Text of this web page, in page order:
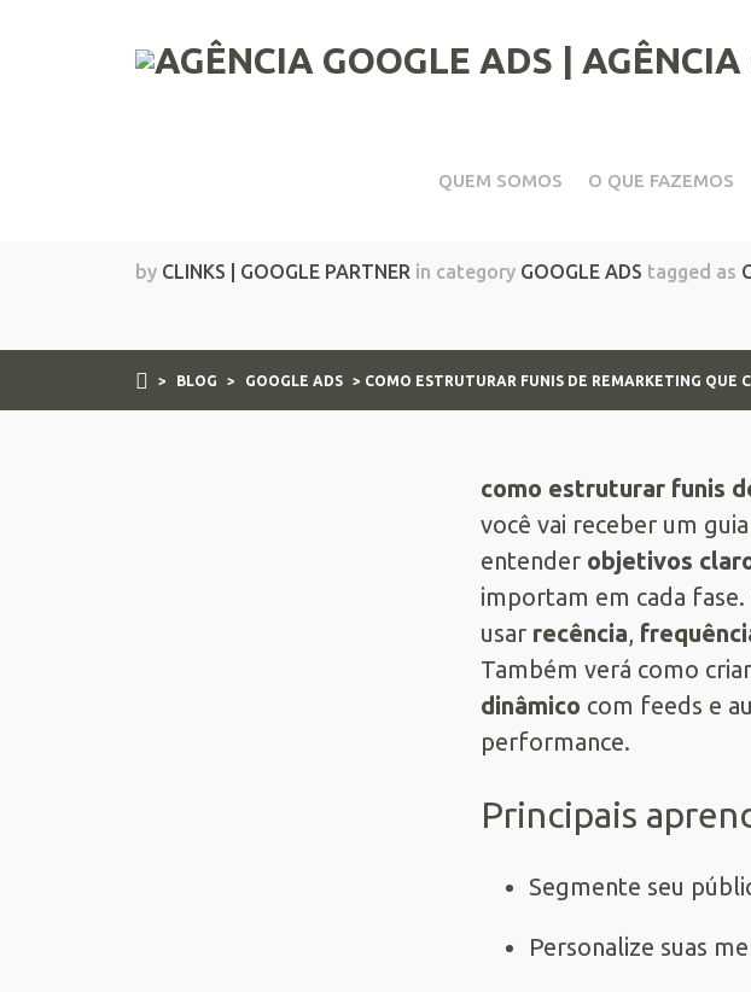
QUEM SOMOS O QUE FAZEMOS
Como estruturar funis de
by CLINKS | GOOGLE PARTNER in category GOOGLE ADS tagged as
> BLOG > GOOGLE ADS > COMO ESTRUTURAR FUNIS DE REMARKETING QUE
como estruturar funis
você vai receber um
entender objetivos
importam em cada
usar recência,
Também verá como criar
dinâmico com feeds e
performance.
Principais
Segmente seu
Personalize suas